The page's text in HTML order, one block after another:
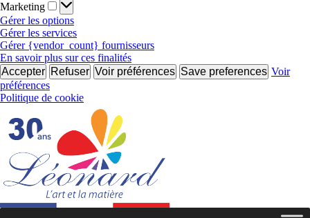
Marketing
Gérer les options
Gérer les services
Gérer {vendor_count} fournisseurs
En savoir plus sur ces finalités
Accepter Refuser Voir préférences Save preferences Voir
préférences
Politique de cookie